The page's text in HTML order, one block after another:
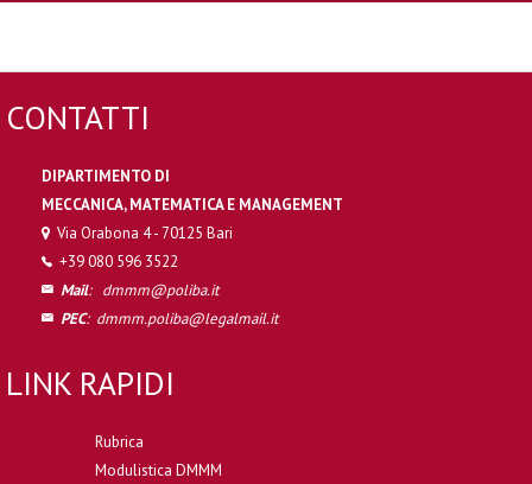
CONTATTI
DIPARTIMENTO DI
MECCANICA, MATEMATICA E MANAGEMENT
Via Orabona 4 - 70125 Bari
+39 080 596 3522
Mail: dmmm@poliba.it
PEC: dmmm.poliba@legalmail.it
LINK RAPIDI
Rubrica
Modulistica DMMM